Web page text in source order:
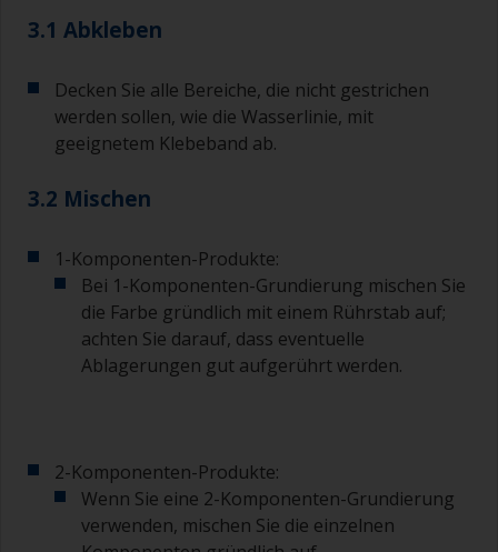
3.1 Abkleben
Decken Sie alle Bereiche, die nicht gestrichen
werden sollen, wie die Wasserlinie, mit
geeignetem Klebeband ab.
3.2 Mischen
1-Komponenten-Produkte:
Bei 1-Komponenten-Grundierung mischen Sie
die Farbe gründlich mit einem Rührstab auf;
achten Sie darauf, dass eventuelle
Ablagerungen gut aufgerührt werden.
2-Komponenten-Produkte:
Wenn Sie eine 2-Komponenten-Grundierung
verwenden, mischen Sie die einzelnen